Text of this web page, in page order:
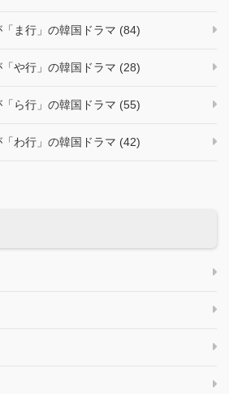
ま行」の韓国ドラマ (84)
や行」の韓国ドラマ (28)
ら行」の韓国ドラマ (55)
わ行」の韓国ドラマ (42)